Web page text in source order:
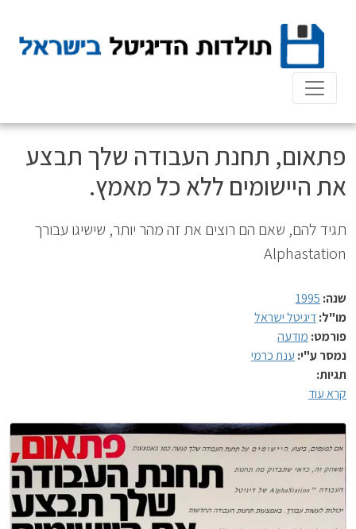
content
פתאום, תחנת העבודה שלך תבצע
את היישומים ללא כל מאמץ.
תגיד להם, שאם הם רוצים את זה מהר יותר, שישיגו עבורך
Alphastation
שנה: 1995
מו"ל:דיגיטל ישראל
פורמט: מודעה
נמסר ע"י: ענת כרמי
תגיות:
קרא עוד